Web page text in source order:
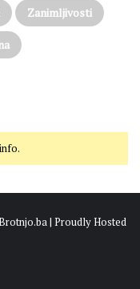
Zanimljivosti
| Proudly Hosted